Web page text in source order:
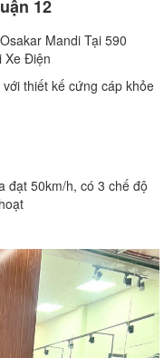
12
Mandi Tại 590
Xe Điện
thiết kế cứng cáp khỏe
đạt 50km/h, có 3 chế độ